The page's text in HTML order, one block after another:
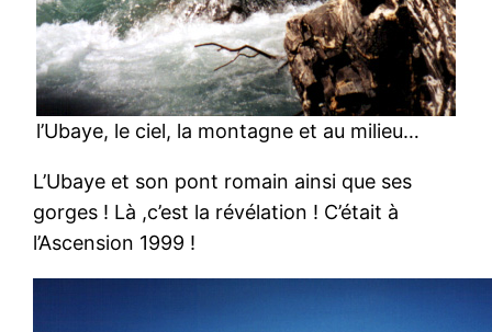
l’Ubaye, le ciel, la montagne et au milieu…
L’Ubaye et son pont romain ainsi que ses
gorges ! Là ,c’est la révélation ! C’était à
l’Ascension 1999 !